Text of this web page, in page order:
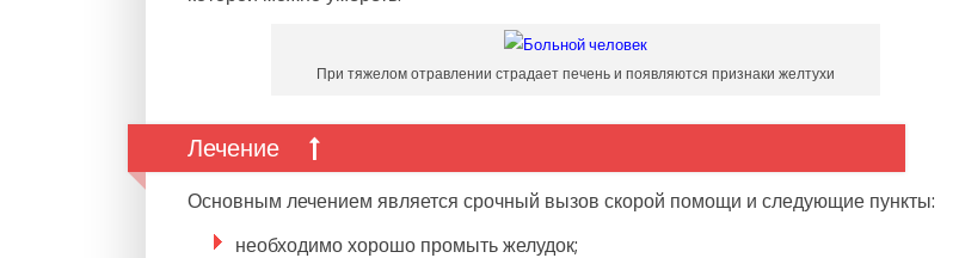
При тяжелом отравлении страдает печень и появляются признаки желтухи
Лечение
Основным лечением является срочный вызов скорой помощи и следующие пункты:
необходимо хорошо промыть желудок;